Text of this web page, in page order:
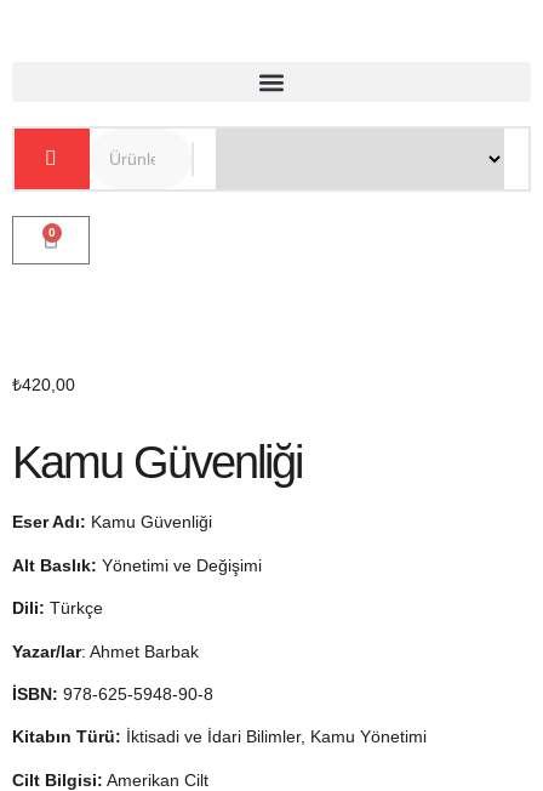
0
₺420,00
Kamu Güvenliği
Eser Adı: Kamu Güvenliği
Alt Baslık: Yönetimi ve Değişimi
Dili: Türkçe
Yazar/lar: Ahmet Barbak
İSBN: 978-625-5948-90-8
Kitabın Türü: İktisadi ve İdari Bilimler, Kamu Yönetimi
Cilt Bilgisi: Amerikan Cilt